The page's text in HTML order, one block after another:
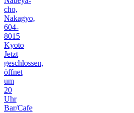
cho,
Nakagyo,
604-
8015
Kyoto
Jetzt
geschlossen,
öffnet
um
20
Uhr
Bar/Cafe